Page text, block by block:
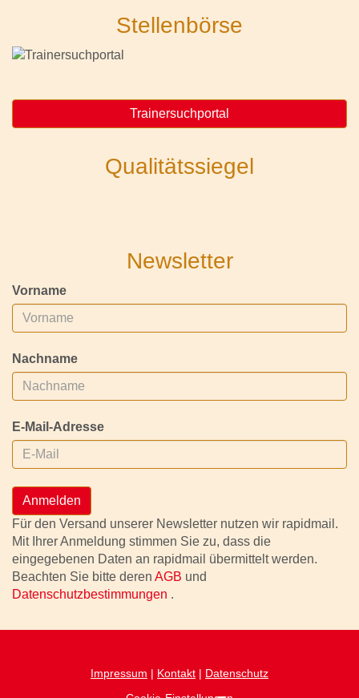
Stellenbörse
Trainersuchportal
Qualitätssiegel
Newsletter
Vorname
Nachname
E-Mail-Adresse
Anmelden
Für den Versand unserer Newsletter nutzen wir rapidmail.
Mit Ihrer Anmeldung stimmen Sie zu, dass die
eingegebenen Daten an rapidmail übermittelt werden.
Beachten Sie bitte deren AGB und
Datenschutzbestimmungen .
Impressum | Kontakt | Datenschutz